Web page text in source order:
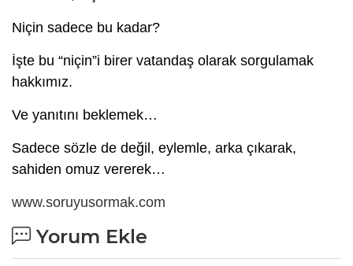
Niçin sadece bu kadar?
İşte bu “niçin”i birer vatandaş olarak sorgulamak
hakkımız.
Ve yanıtını beklemek…
Sadece sözle de değil, eylemle, arka çıkarak,
sahiden omuz vererek…
www.soruyusormak.com
Yorum Ekle